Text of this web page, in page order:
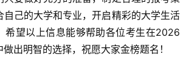
自己的大学和专业，开启精彩的大学生活
希望以上信息能够帮助各位考生在2026
出明智的选择，祝愿大家金榜题名！